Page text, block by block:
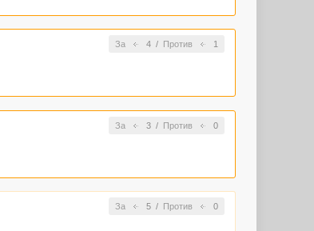
За 4/ Против 1
За 3/ Против 0
За 5/ Против 0